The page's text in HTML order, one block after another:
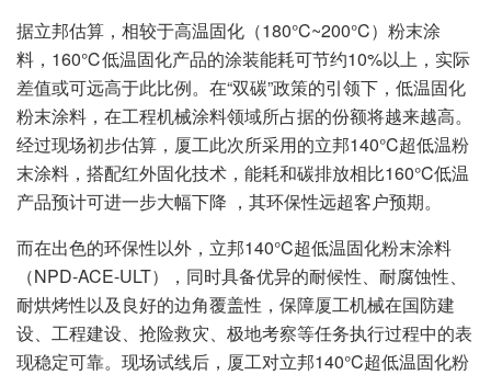
据立邦估算，相较于高温固化（180°C~200°C）粉末涂
料，160℃低温固化产品的涂装能耗可节约10%以上，实际
差值或可远高于此比例。在“双碳”政策的引领下，低温固化
粉末涂料，在工程机械涂料领域所占据的份额将越来越高。
经过现场初步估算，厦工此次所采用的立邦140°C超低温粉
末涂料，搭配红外固化技术，能耗和碳排放相比160°C低温
产品预计可进一步大幅下降 ，其环保性远超客户预期。
而在出色的环保性以外，立邦140°C超低温固化粉末涂料
（NPD-ACE-ULT），同时具备优异的耐候性、耐腐蚀性、
耐烘烤性以及良好的边角覆盖性，保障厦工机械在国防建
设、工程建设、抢险救灾、极地考察等任务执行过程中的表
现稳定可靠。现场试线后，厦工对立邦140°C超低温固化粉